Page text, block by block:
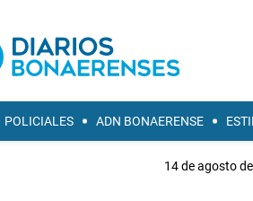
POLICIALES ADN BONAERENSE
14 de agosto